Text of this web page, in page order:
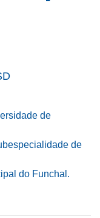
de
de
do Funchal.